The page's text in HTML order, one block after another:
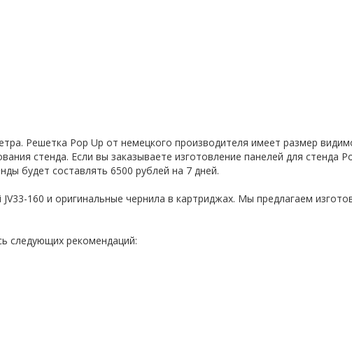
Решетка Pop Up от немецкого производителя имеет размер
стенда. Если вы заказываете изготовление панелей для стенда
будет составлять 6500 рублей на 7 дней.
160 и оригинальные чернила в картриджах. Мы предлагаем
следующих рекомендаций: